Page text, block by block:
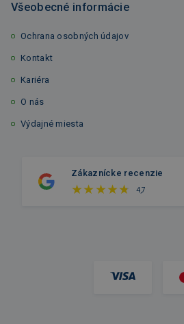
Všeobecné informácie
Ochrana osobných údajov
Kontakt
Kariéra
O nás
Výdajné miesta
Zákaznícke recenzie
4,7